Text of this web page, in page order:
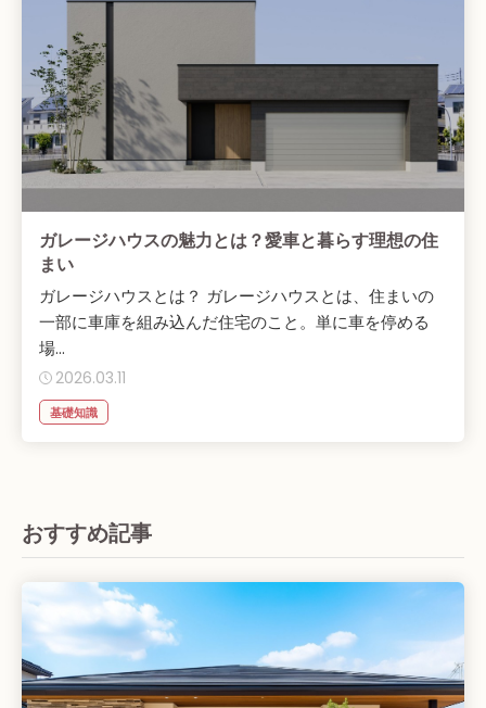
ガレージハウスの魅力とは？愛車と暮らす理想の住
まい
ガレージハウスとは？ ガレージハウスとは、住まいの
一部に車庫を組み込んだ住宅のこと。単に車を停める
場...
2026.03.11
基礎知識
おすすめ記事